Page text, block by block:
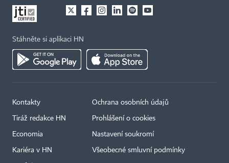
Stáhněte si aplikaci HN
Kontakty
Tiráž redakce HN
Economia
Kariéra v HN
Ochrana osobních údajů
Prohlášení o cookies
Nastavení soukromí
Všeobecné smluvní podmínky